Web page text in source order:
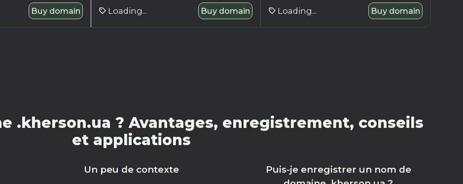
Buy domain Loading... Buy domain Loading... Buy domain
.kherson.ua ? Avantages, enregistrement, conseils
et applications
Un peu de contexte
Puis-je enregistrer un nom de